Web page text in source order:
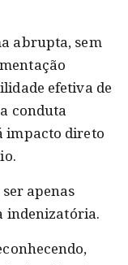
abrupta, sem
efetiva de
conduta
impacto direto
ser apenas
indenizatória.